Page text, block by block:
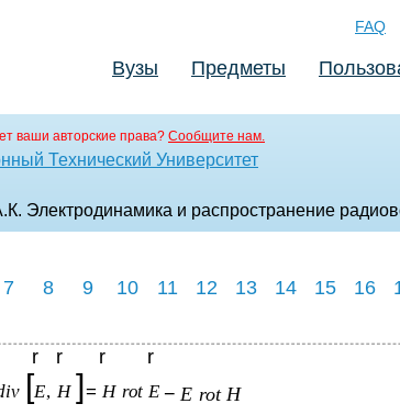
FAQ
Вузы Предметы
ваши авторские права? Сообщите нам.
Технический Университет
Электродинамика и распространение
7 8 9 10 11 12 13 14 15 16
r r r
r
− E rot H
[E, H ] =H rot E